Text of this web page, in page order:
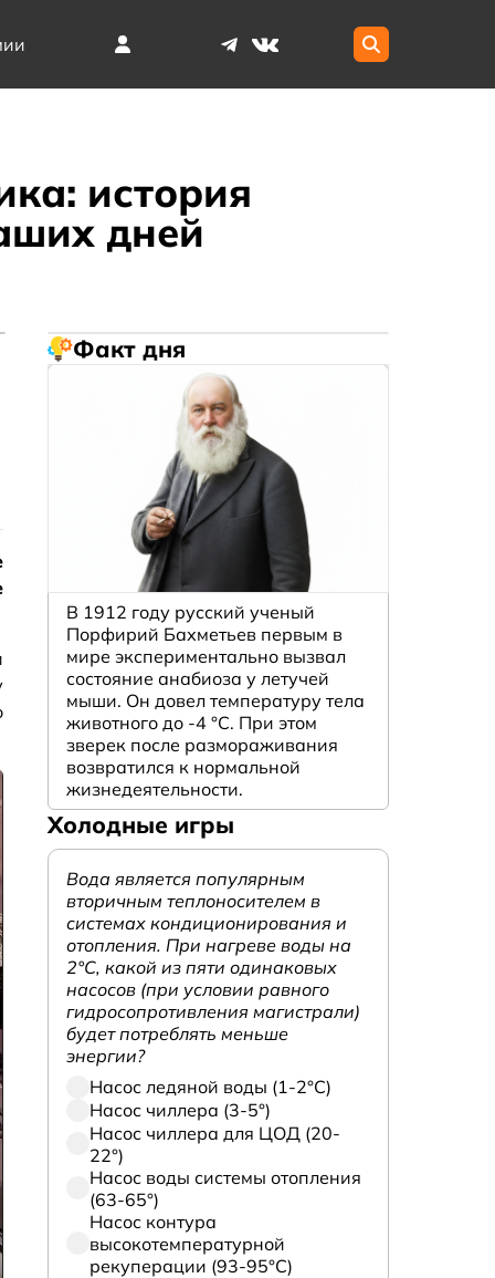
история
дней
Факт дня
В 1912 году русский ученый
Порфирий Бахметьев первым в
мире экспериментально вызвал
состояние анабиоза у летучей
мыши. Он довел температуру тела
животного до -4 °C. При этом
зверек после размораживания
возвратился к нормальной
жизнедеятельности.
Холодные игры
Вода является популярным
вторичным теплоносителем в
системах кондиционирования и
отопления. При нагреве воды на
2°С, какой из пяти одинаковых
насосов (при условии равного
гидросопротивления магистрали)
будет потреблять меньше
энергии?
Насос ледяной воды (1-2°С)
Насос чиллера (3-5°)
Насос чиллера для ЦОД (20-
22°)
Насос воды системы отопления
(63-65°)
Насос контура
высокотемпературной
рекуперации (93-95°С)